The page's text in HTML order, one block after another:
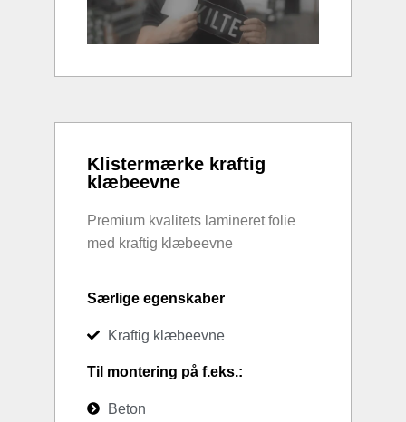
Klistermærke kraftig
klæbeevne
Premium kvalitets lamineret folie
med kraftig klæbeevne
Særlige egenskaber
Kraftig klæbeevne
Til montering på f.eks.:
Beton